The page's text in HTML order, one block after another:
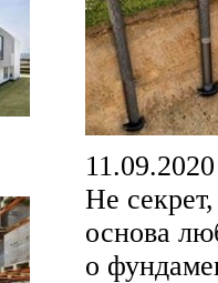
11.09.2020
Не
основа
о